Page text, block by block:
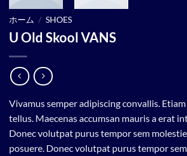
ホーム / SHOES
U Old Skool VANS
Vivamus semper adipiscing convallis.
tellus. Maecenas accumsan mauris a erat
Donec volutpat purus tempor sem
posuere. Donec volutpat purus tempor